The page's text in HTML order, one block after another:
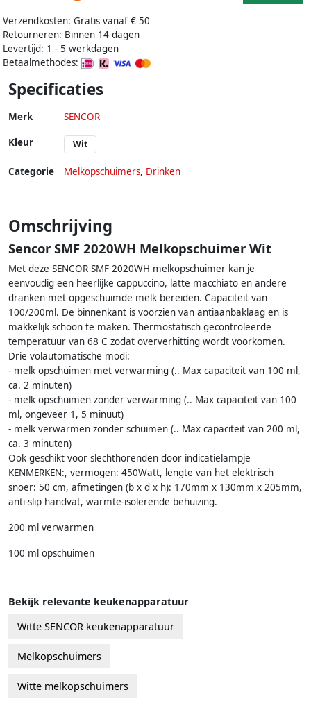
Verzendkosten: Gratis vanaf € 50
Retourneren: Binnen 14 dagen
Levertijd: 1 - 5 werkdagen
Betaalmethodes:
Specificaties
Merk SENCOR
Kleur Wit
Categorie Melkopschuimers, Drinken
Omschrijving
Sencor SMF 2020WH Melkopschuimer Wit
Met deze SENCOR SMF 2020WH melkopschuimer kan je
eenvoudig een heerlijke cappuccino, latte macchiato en andere
dranken met opgeschuimde melk bereiden. Capaciteit van
100/200ml. De binnenkant is voorzien van antiaanbaklaag en is
makkelijk schoon te maken. Thermostatisch gecontroleerde
temperatuur van 68 C zodat oververhitting wordt voorkomen.
Drie volautomatische modi:
- melk opschuimen met verwarming (.. Max capaciteit van 100 ml,
ca. 2 minuten)
- melk opschuimen zonder verwarming (.. Max capaciteit van 100
ml, ongeveer 1, 5 minuut)
- melk verwarmen zonder schuimen (.. Max capaciteit van 200 ml,
ca. 3 minuten)
Ook geschikt voor slechthorenden door indicatielampje
KENMERKEN:, vermogen: 450Watt, lengte van het elektrisch
snoer: 50 cm, afmetingen (b x d x h): 170mm x 130mm x 205mm,
anti-slip handvat, warmte-isolerende behuizing.
200 ml verwarmen
100 ml opschuimen
Bekijk relevante keukenapparatuur
Witte SENCOR keukenapparatuur
Melkopschuimers
Witte melkopschuimers